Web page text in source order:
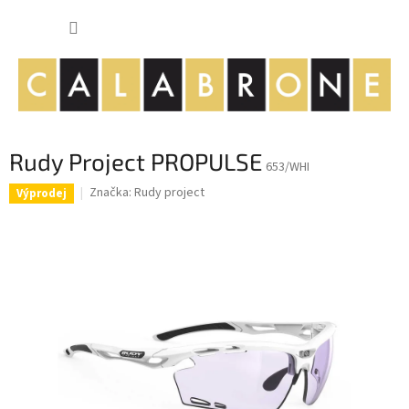
Rudy Project PROPULSE 653/WHI
Výprodej Značka: Rudy project